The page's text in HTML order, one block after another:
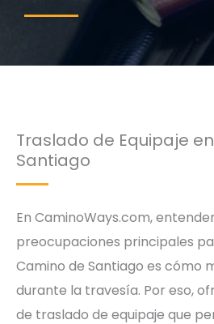
Traslado de Equipaje
Santiago
En CaminoWays.com,
preocupaciones principales
Camino de Santiago es cómo
durante la travesía. Por eso,
de traslado de equipaje que